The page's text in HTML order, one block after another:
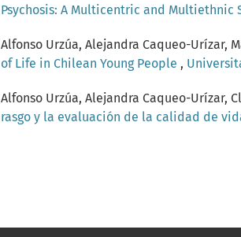
Psychosis: A Multicentric and Multiethnic
Alfonso Urzúa, Alejandra Caqueo-Urízar,
of Life in Chilean Young People ,
Alfonso Urzúa, Alejandra Caqueo-Urízar,
rasgo y la evaluación de la calidad de